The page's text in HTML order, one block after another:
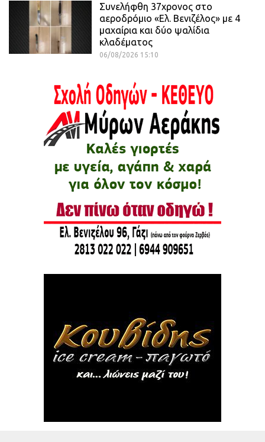
Συνελήφθη 37χρονος στο
αεροδρόμιο «Ελ. Βενιζέλος» με 4
μαχαίρια και δύο ψαλίδια
κλαδέματος
06/08/2026 15:10